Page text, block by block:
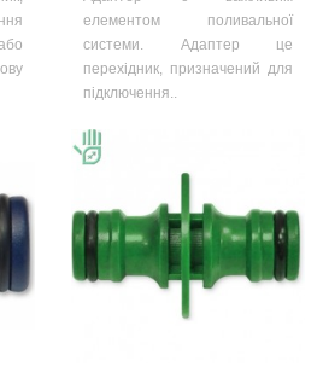
елементом поливальної
системи. Адаптер це
перехідник, призначений для
підключення..